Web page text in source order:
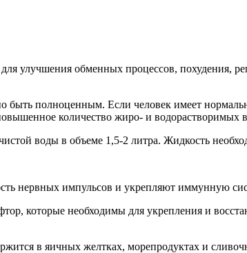
улучшения обменных процессов, похудения,
быть полноценным. Если человек имеет
количество жиро- и водорастворимых
воды в объеме 1,5-2 литра. Жидкость
нервных импульсов и укрепляют иммунную
которые необходимы для укрепления и
в яичных желтках, морепродуктах и